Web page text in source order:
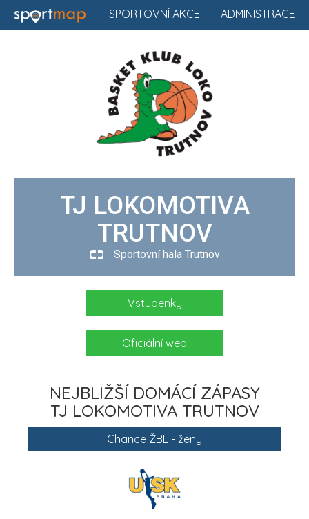
ADMINISTRACE
SPORTOVNÍ AKCE
TJ LOKOMOTIVA
TRUTNOV
Sportovní hala Trutnov
Vstupenky
Oficiální web
NEJBLIŽŠÍ DOMÁCÍ ZÁPASY
TJ LOKOMOTIVA TRUTNOV
Chance ŽBL - ženy